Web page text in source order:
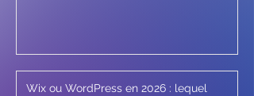
Wix ou WordPress en 2026 : lequel